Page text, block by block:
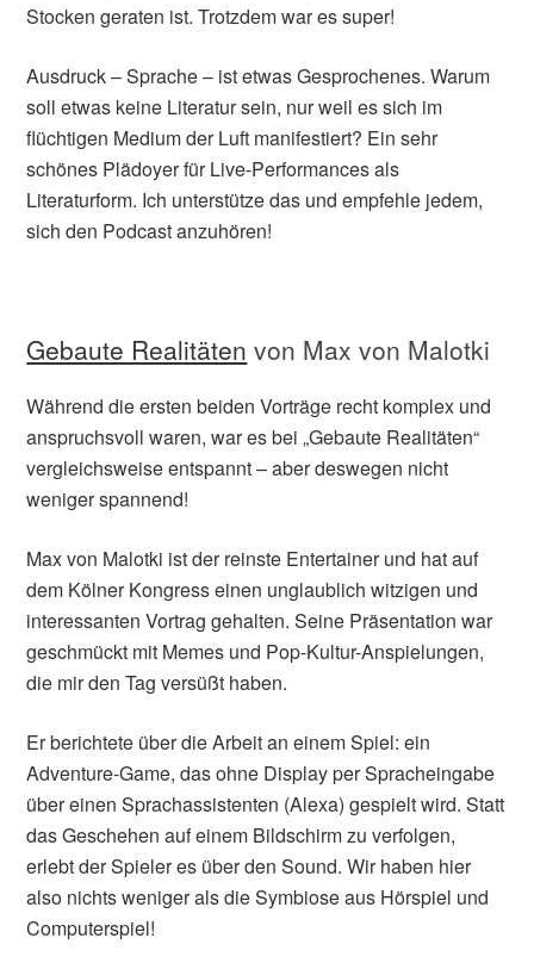
Stocken geraten ist. Trotzdem war es super!
Ausdruck – Sprache – ist etwas Gesprochenes. Warum
soll etwas keine Literatur sein, nur weil es sich im
flüchtigen Medium der Luft manifestiert? Ein sehr
schönes Plädoyer für Live-Performances als
Literaturform. Ich unterstütze das und empfehle jedem,
sich den Podcast anzuhören!
Gebaute Realitäten von Max von Malotki
Während die ersten beiden Vorträge recht komplex und
anspruchsvoll waren, war es bei „Gebaute Realitäten“
vergleichsweise entspannt – aber deswegen nicht
weniger spannend!
Max von Malotki ist der reinste Entertainer und hat auf
dem Kölner Kongress einen unglaublich witzigen und
interessanten Vortrag gehalten. Seine Präsentation war
geschmückt mit Memes und Pop-Kultur-Anspielungen,
die mir den Tag versüßt haben.
Er berichtete über die Arbeit an einem Spiel: ein
Adventure-Game, das ohne Display per Spracheingabe
über einen Sprachassistenten (Alexa) gespielt wird. Statt
das Geschehen auf einem Bildschirm zu verfolgen,
erlebt der Spieler es über den Sound. Wir haben hier
also nichts weniger als die Symbiose aus Hörspiel und
Computerspiel!